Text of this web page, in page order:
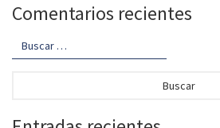
Comentarios recientes
Buscar: